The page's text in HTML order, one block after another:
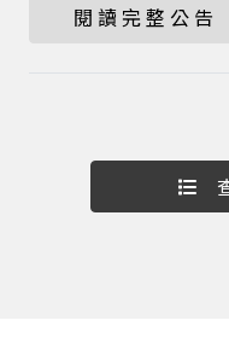
閱讀完整公告